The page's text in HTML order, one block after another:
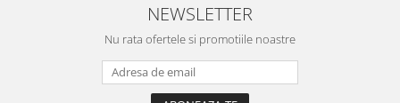
NEWSLETTER
Nu rata ofertele si promotiile noastre